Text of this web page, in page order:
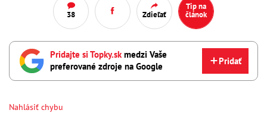
38 Zdieľať
Tip na
článok
Pridajte si Topky.skmedzi Vaše
preferované zdroje na Google
Pridať
Nahlásiť chybu